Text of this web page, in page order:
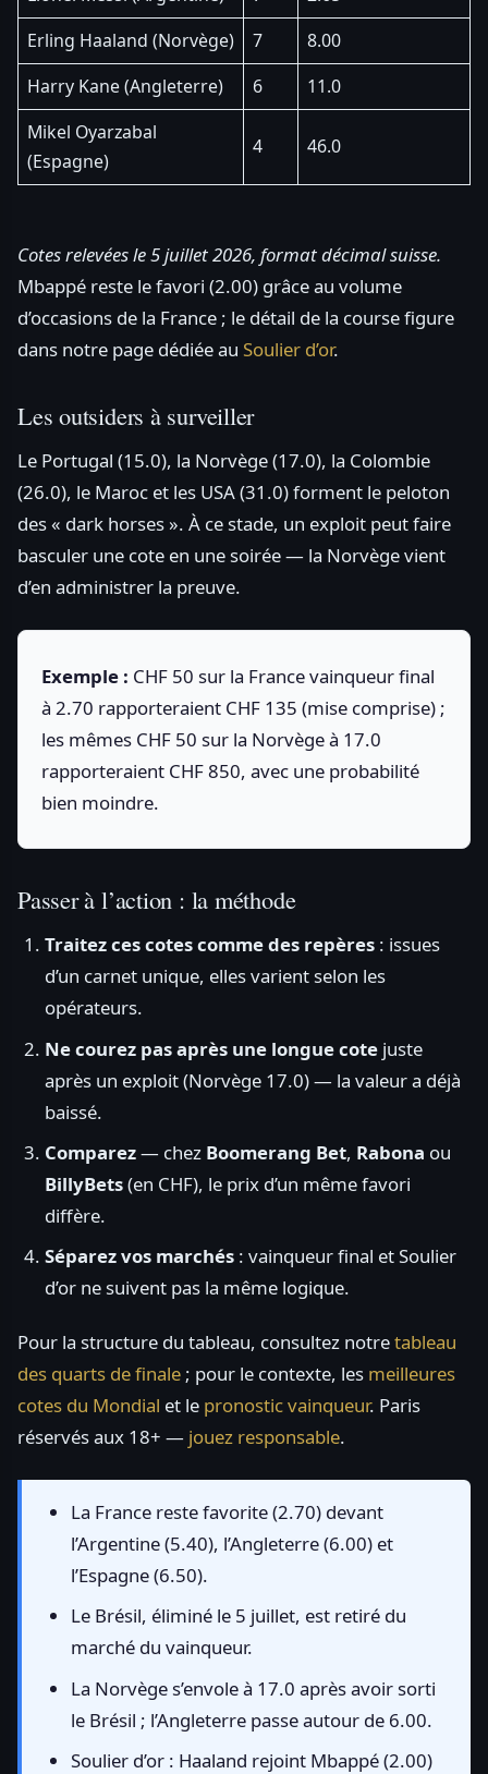
Erling Haaland (Norvège)
7
8.00
Harry Kane (Angleterre)
6
11.0
Mikel Oyarzabal
(Espagne)
4 46.0
Cotes relevées le 5 juillet 2026, format décimal suisse.
Mbappé reste le favori (2.00) grâce au volume
d’occasions de la France ; le détail de la course figure
dans notre page dédiée au Soulier d’or.
Les outsiders à surveiller
Le Portugal (15.0), la Norvège (17.0), la Colombie
(26.0), le Maroc et les USA (31.0) forment le peloton
des « dark horses ». À ce stade, un exploit peut faire
basculer une cote en une soirée — la Norvège vient
d’en administrer la preuve.
Exemple : CHF 50 sur la France vainqueur final
à 2.70 rapporteraient CHF 135 (mise comprise) ;
les mêmes CHF 50 sur la Norvège à 17.0
rapporteraient CHF 850, avec une probabilité
bien moindre.
Passer à l’action : la méthode
Traitez ces cotes comme des repères : issues
d’un carnet unique, elles varient selon les
opérateurs.
Ne courez pas après une longue cote juste
après un exploit (Norvège 17.0) — la valeur a déjà
baissé.
Comparez— chez Boomerang Bet, Rabona ou
BillyBets(en CHF), le prix d’un même favori
diffère.
Séparez vos marchés : vainqueur final et Soulier
d’or ne suivent pas la même logique.
Pour la structure du tableau, consultez notretableau
des quarts de finale ; pour le contexte, les meilleures
cotes du Mondial et le pronostic vainqueur. Paris
réservés aux 18+ — jouez responsable.
La France reste favorite (2.70) devant
l’Argentine (5.40), l’Angleterre (6.00) et
l’Espagne (6.50).
Le Brésil, éliminé le 5 juillet, est retiré du
marché du vainqueur.
La Norvège s’envole à 17.0 après avoir sorti
le Brésil ; l’Angleterre passe autour de 6.00.
Soulier d’or : Haaland rejoint Mbappé (2.00)